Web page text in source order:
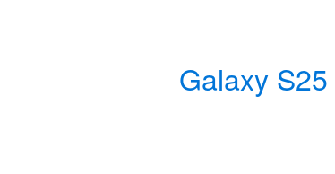
کاور اسپیگن مدل Tough Armor AI MagFit گوشی سامسونگ Galaxy S25